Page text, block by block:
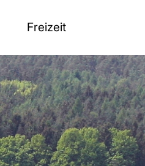
Freizeit